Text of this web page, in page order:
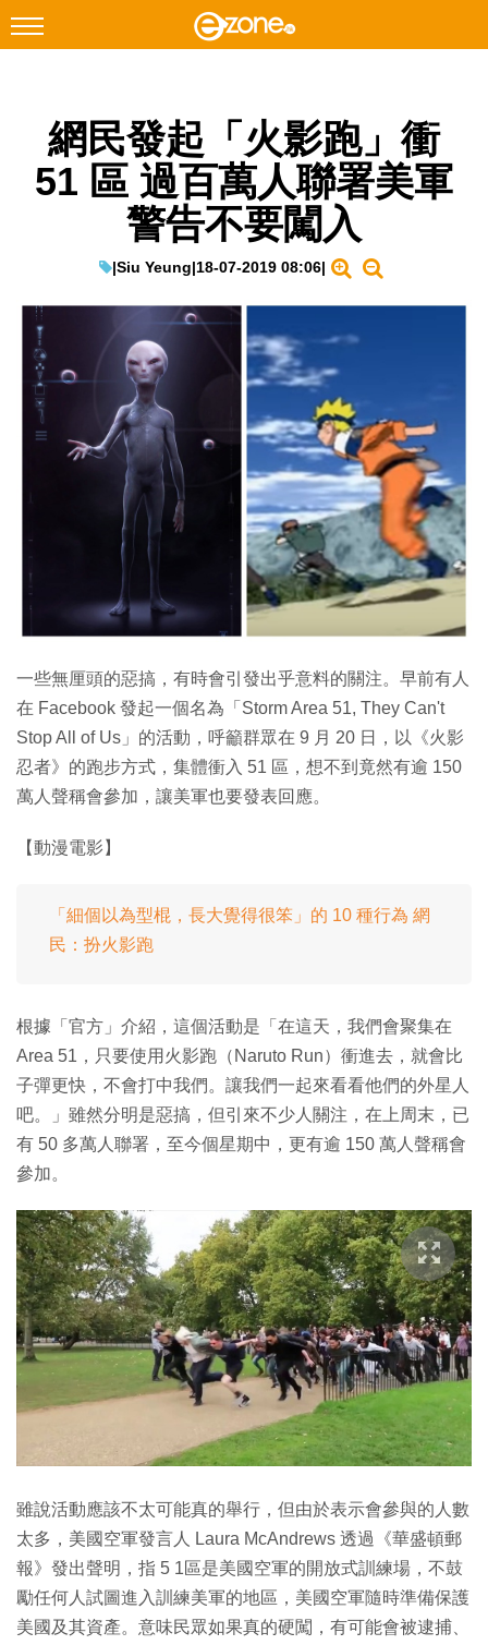
Facebook Instagram
科技焦點
教學評測
EduTech
IT Times
生成式AI與雲端應用
Enterprise Digital Transformation
網民發起「火影跑」衝
51 區 過百萬人聯署美軍
警告不要闖入
|Siu Yeung|18-07-2019 08:06|
一些無厘頭的惡搞，有時會引發出乎意料的關注。早前有人
在 Facebook 發起一個名為「Storm Area 51, They Can't
Stop All of Us」的活動，呼籲群眾在 9 月 20 日，以《火影
忍者》的跑步方式，集體衝入 51 區，想不到竟然有逾 150
萬人聲稱會參加，讓美軍也要發表回應。
【動漫電影】
「細個以為型棍，長大覺得很笨」的 10 種行為 網
民：扮火影跑
根據「官方」介紹，這個活動是「在這天，我們會聚集在
Area 51，只要使用火影跑（Naruto Run）衝進去，就會比
子彈更快，不會打中我們。讓我們一起來看看他們的外星人
吧。」雖然分明是惡搞，但引來不少人關注，在上周末，已
有 50 多萬人聯署，至今個星期中，更有逾 150 萬人聲稱會
參加。
雖說活動應該不太可能真的舉行，但由於表示會參與的人數
太多，美國空軍發言人 Laura McAndrews 透過《華盛頓郵
報》發出聲明，指 5 1區是美國空軍的開放式訓練場，不鼓
勵任何人試圖進入訓練美軍的地區，美國空軍隨時準備保護
美國及其資產。意味民眾如果真的硬闖，有可能會被逮捕、